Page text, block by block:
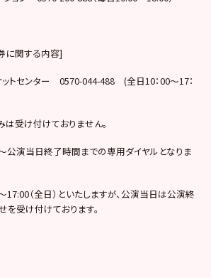
に関する内容]
ットセンター 0570-044-488 (全日10：00～17：
受け付けておりません。
演当日終了時間までの専用ダイヤルとなりま
（全日）といたしますが、公演当日は公演終
受け付けております。